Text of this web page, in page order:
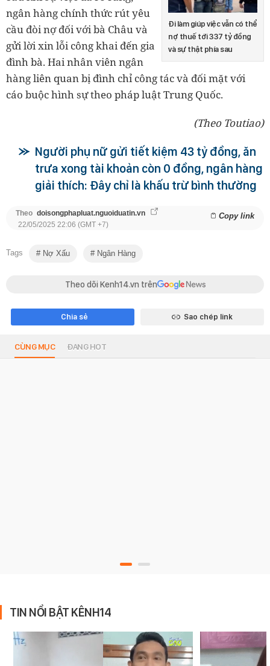
Đi làm giúp việc vẫn có thể
nợ thuế tới 337 tỷ đồng
và sự thật phía sau
ngân hàng chính thức rút yêu
cầu đòi nợ đối với bà Châu và
gửi lời xin lỗi công khai đến gia
đình bà. Hai nhân viên ngân
hàng liên quan bị đình chỉ công tác và đối mặt với
cáo buộc hình sự theo pháp luật Trung Quốc.
(Theo Toutiao)
Người phụ nữ gửi tiết kiệm 43 tỷ đồng, ăn
trưa xong tài khoản còn 0 đồng, ngân hàng
giải thích: Đây chỉ là khấu trừ bình thường
Theo doisongphapluat.nguoiduatin.vn Copy link
22/05/2025 22:06 (GMT +7)
Tags Nợ Xấu Ngân Hàng
Theo dõi Kenh14.vn trên
Chia sẻ Sao chép link
CÙNG MỤC ĐANG HOT
TIN NỔI BẬT KÊNH14